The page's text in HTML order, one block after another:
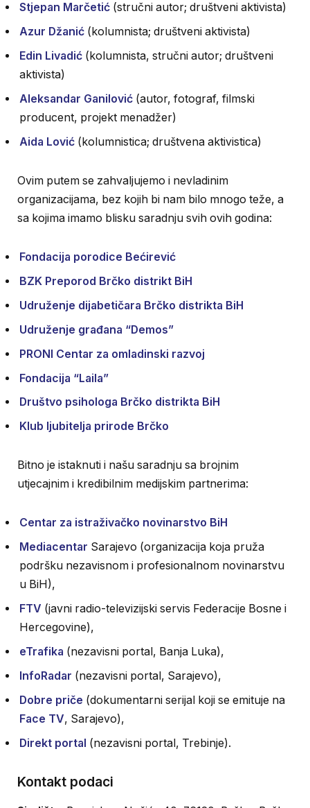
Stjepan Marčetić (stručni autor; društveni aktivista)
Azur Džanić (kolumnista; društveni aktivista)
Edin Livadić (kolumnista, stručni autor; društveni
aktivista)
Aleksandar Ganilović (autor, fotograf, filmski
producent, projekt menadžer)
Aida Lović (kolumnistica; društvena aktivistica)
Ovim putem se zahvaljujemo i nevladinim
organizacijama, bez kojih bi nam bilo mnogo teže, a
sa kojima imamo blisku saradnju svih ovih godina:
Fondacija porodice Bećirević
BZK Preporod Brčko distrikt BiH
Udruženje dijabetičara Brčko distrikta BiH
Udruženje građana “Demos”
PRONI Centar za omladinski razvoj
Fondacija “Laila”
Društvo psihologa Brčko distrikta BiH
Klub ljubitelja prirode Brčko
Bitno je istaknuti i našu saradnju sa brojnim
utjecajnim i kredibilnim medijskim partnerima:
Centar za istraživačko novinarstvo BiH
Mediacentar Sarajevo (organizacija koja pruža
podršku nezavisnom i profesionalnom novinarstvu
u BiH),
FTV (javni radio-televizijski servis Federacije Bosne i
Hercegovine),
eTrafika (nezavisni portal, Banja Luka),
InfoRadar (nezavisni portal, Sarajevo),
Dobre priče (dokumentarni serijal koji se emituje na
Face TV, Sarajevo),
Direkt portal (nezavisni portal, Trebinje).
Kontakt podaci